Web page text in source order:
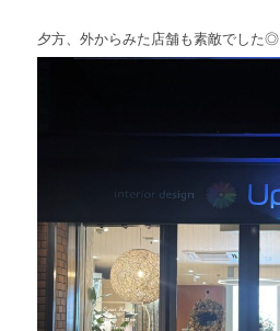
夕方、外からみた店舗も素敵でした◎